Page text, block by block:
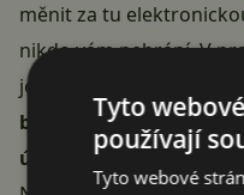
měnit za tu
nikdo vám nebrání. V
jednodušší styk občana
byrokracii mnohdy
úředník, natož při
Tyto
používají
Tyto webové